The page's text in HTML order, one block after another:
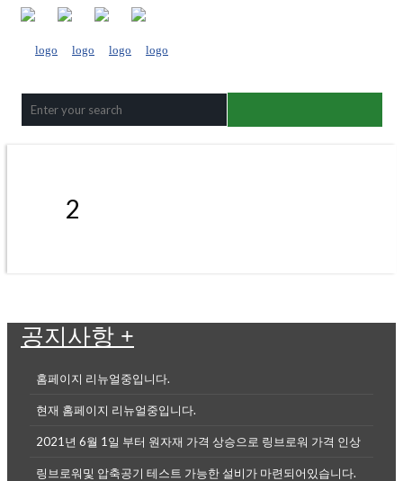
2
공지사항 +
홈페이지 리뉴얼중입니다.
현재 홈페이지 리뉴얼중입니다.
2021년 6월 1일 부터 원자재 가격 상승으로 링브로워 가격 인상
링브로워및 압축공기 테스트 가능한 설비가 마련되어있습니다.